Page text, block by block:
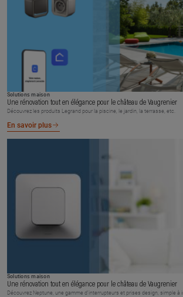
Solutions maison
Une rénovation tout en élégance pour le château de Vaugrenier
Découvrez les produits Legrand pour la piscine, le jardin, la terrasse, etc.
En savoir plus
Solutions maison
Une rénovation tout en élégance pour le château de Vaugrenier
Découvrez Neptune, une gamme d’interrupteurs et prises design, simple à